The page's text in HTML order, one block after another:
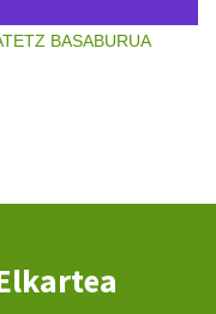
BASABURUA